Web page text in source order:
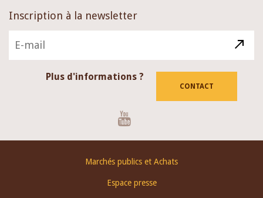
Inscription à la newsletter
Plus d'informations ?
CONTACT
Marchés publics et Achats
Espace presse